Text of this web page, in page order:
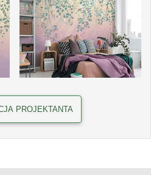
PROJEKTANTA